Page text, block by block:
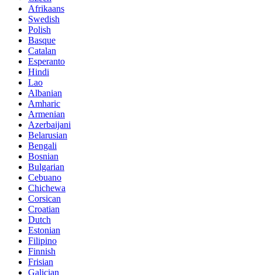
Afrikaans
Swedish
Polish
Basque
Catalan
Esperanto
Hindi
Lao
Albanian
Amharic
Armenian
Azerbaijani
Belarusian
Bengali
Bosnian
Bulgarian
Cebuano
Chichewa
Corsican
Croatian
Dutch
Estonian
Filipino
Finnish
Frisian
Galician